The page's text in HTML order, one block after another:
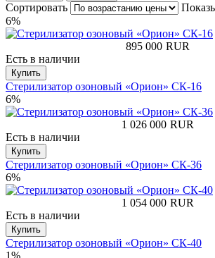
Сортировать
6%
895 000 RUR
Есть в наличии
Купить
Стерилизатор озоновый «Орион» СК-16
6%
1 026 000 RUR
Есть в наличии
Купить
Стерилизатор озоновый «Орион» СК-36
6%
1 054 000 RUR
Есть в наличии
Купить
Стерилизатор озоновый «Орион» СК-40
1%